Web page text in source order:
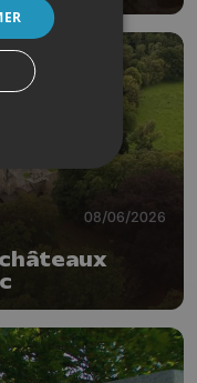
08/06/2026